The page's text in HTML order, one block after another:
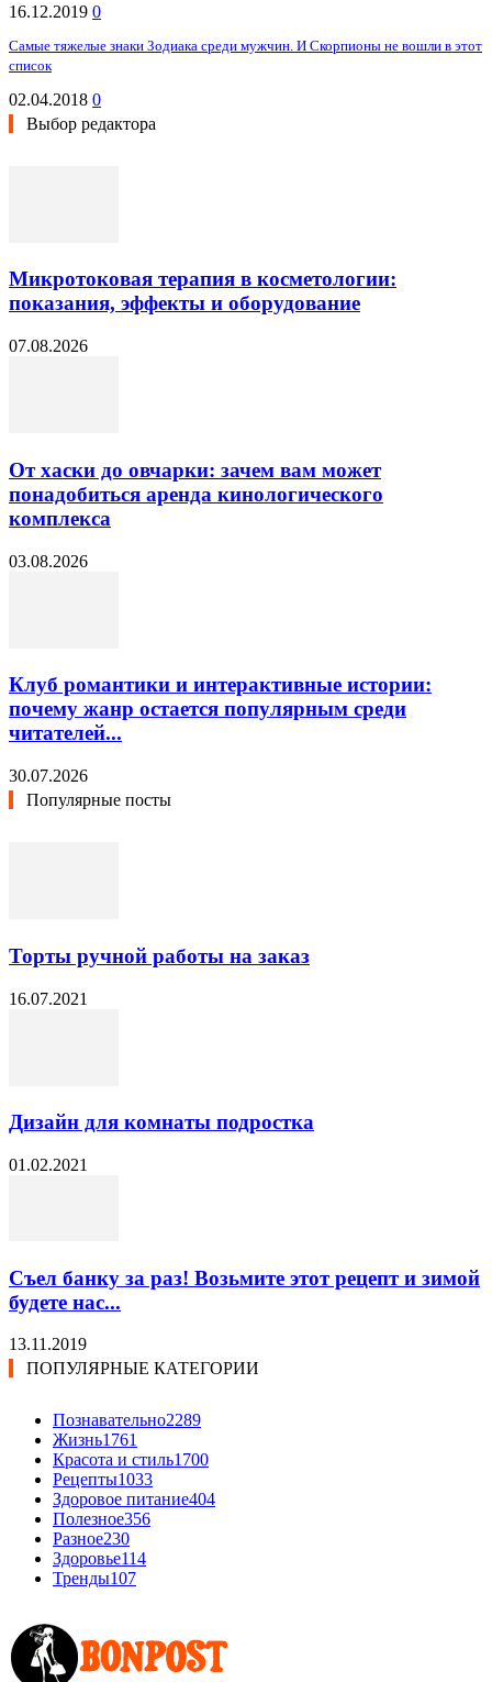
16.12.2019 0
Самые тяжелые знаки Зодиака среди мужчин. И Скорпионы не вошли в этот
список
02.04.2018 0
Выбор редактора
Микротоковая терапия в косметологии:
показания, эффекты и оборудование
07.08.2026
От хаски до овчарки: зачем вам может
понадобиться аренда кинологического
комплекса
03.08.2026
Клуб романтики и интерактивные истории:
почему жанр остается популярным среди
читателей...
30.07.2026
Популярные посты
Торты ручной работы на заказ
16.07.2021
Дизайн для комнаты подростка
01.02.2021
Съел банку за раз! Возьмите этот рецепт и зимой
будете нас...
13.11.2019
ПОПУЛЯРНЫЕ КАТЕГОРИИ
Познавательно2289
Жизнь1761
Красота и стиль1700
Рецепты1033
Здоровое питание404
Полезное356
Разное230
Здоровье114
Тренды107